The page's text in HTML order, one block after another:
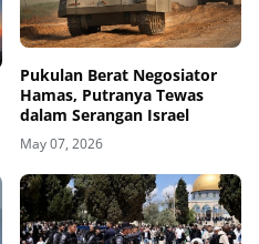
Pukulan Berat Negosiator
Hamas, Putranya Tewas
dalam Serangan Israel
May 07, 2026